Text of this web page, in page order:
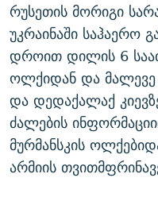
რუსეთის მორიგი
უკრაინაში საჰაერო
დროით დილის 6
ოლქიდან და
და დედაქალაქ
ძალების
მურმანსკის
არმიის